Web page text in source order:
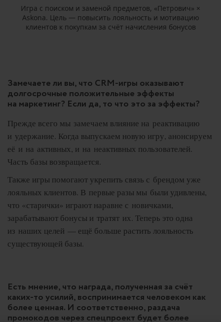
Игра с поиском и заменой предметов, «Петрович» ×
Askona. Цель — повысить лояльность и мотивацию
клиентов к покупкам за счёт начисления бонусов
Замечаете ли вы, что CRM-игры оказывают
долгосрочные положительные эффекты
на маркетинг? Если да, то что это за эффекты?
Прежде всего мы замечаем влияние на реактивацию
и удержание. Когда выпускаем новую игру, анонсируем
её и на активных, и на неактивных пользователей.
Часть базы возвращается.
Также игры помогают укрепить связь с брендом уже
лояльных клиентов. В первые разы мы были удивлены,
что «старички» играют наравне с новичками,
зарабатывают бонусы и тратят их. Теперь это одна
из наших целей — ещё больше растить лояльность
существующей базы.
Есть мнение, что награда, полученная за счёт
каких-то усилий, воспринимается человеком как
более ценная. И соответственно, раздача
промокодов через спецпроект будет более